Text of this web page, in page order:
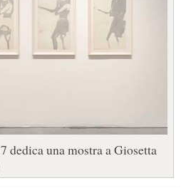
una mostra a Giosetta